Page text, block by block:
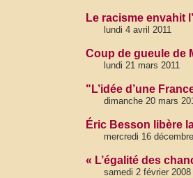
Le racisme envahit
lundi 4 avril 2011
Coup de gueule de
lundi 21 mars 2011
"L’idée d’une
dimanche 20 mars
Éric Besson libère
mercredi 16
« L’égalité des
samedi 2 février 2008